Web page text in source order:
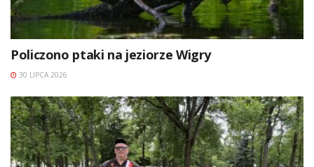
Policzono ptaki na jeziorze Wigry
30 LIPCA 2026